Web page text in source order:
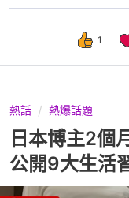
1
熱話 熱爆話題
日本博主2個
公開9大生活